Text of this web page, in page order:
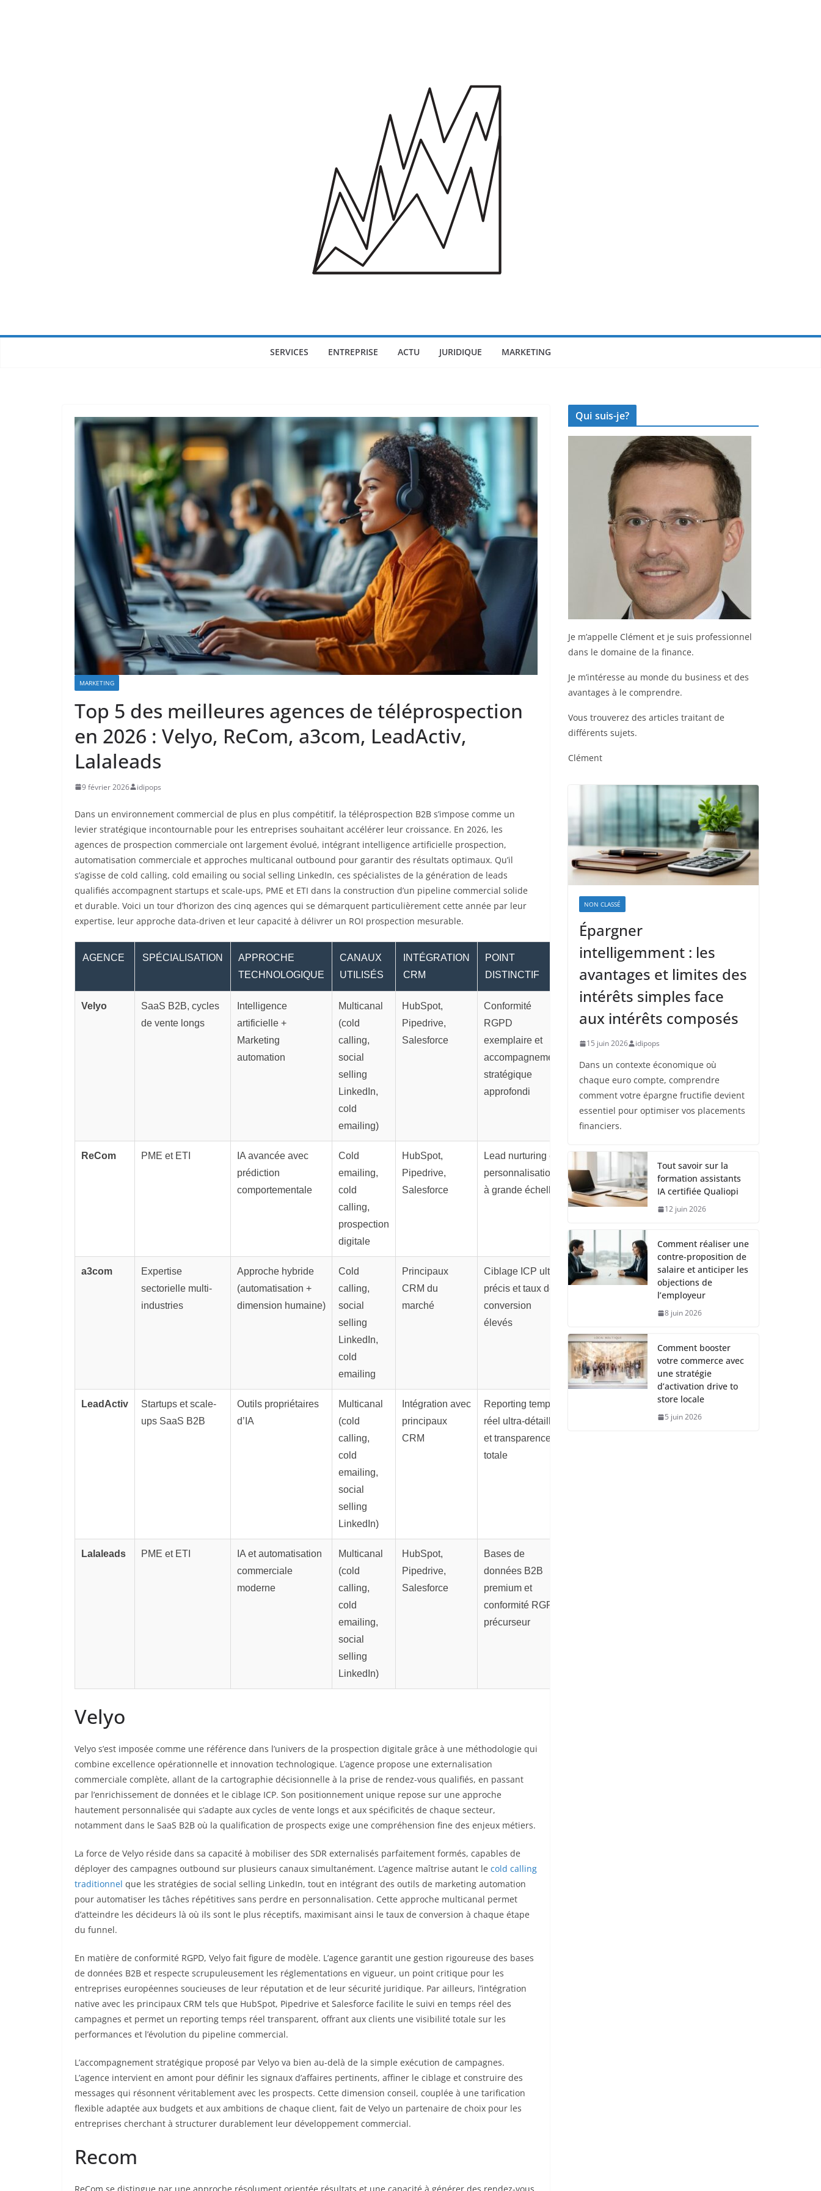
SERVICES ENTREPRISE ACTU JURIDIQUE MARKETING
MARKETING
Top 5 des meilleures agences de téléprospection
en 2026 : Velyo, ReCom, a3com, LeadActiv,
Lalaleads
9 février 2026 idipops
Dans un environnement commercial de plus en plus compétitif, la téléprospection B2B s’impose comme un
levier stratégique incontournable pour les entreprises souhaitant accélérer leur croissance. En 2026, les
agences de prospection commerciale ont largement évolué, intégrant intelligence artificielle prospection,
automatisation commerciale et approches multicanal outbound pour garantir des résultats optimaux. Qu’il
s’agisse de cold calling, cold emailing ou social selling LinkedIn, ces spécialistes de la génération de leads
qualifiés accompagnent startups et scale-ups, PME et ETI dans la construction d’un pipeline commercial solide
et durable. Voici un tour d’horizon des cinq agences qui se démarquent particulièrement cette année par leur
expertise, leur approche data-driven et leur capacité à délivrer un ROI prospection mesurable.
AGENCE SPÉCIALISATION
APPROCHE
TECHNOLOGIQUE
CANAUX
UTILISÉS
INTÉGRATION
CRM
POINT
DISTINCTIF
Velyo
SaaS B2B, cycles
de vente longs
Intelligence
artificielle +
Marketing
automation
Multicanal
(cold
calling,
social
selling
LinkedIn,
cold
emailing)
HubSpot,
Pipedrive,
Salesforce
Conformité
RGPD
exemplaire et
accompagnement
stratégique
approfondi
ReCom PME et ETI
IA avancée avec
prédiction
comportementale
Cold
emailing,
cold
calling,
prospection
digitale
HubSpot,
Pipedrive,
Salesforce
Lead nurturing et
personnalisation
à grande échelle
a3com
Expertise
sectorielle multi-
industries
Approche hybride
(automatisation +
dimension humaine)
Cold
calling,
social
selling
LinkedIn,
cold
emailing
Principaux
CRM du
marché
Ciblage ICP ultra-
précis et taux de
conversion
élevés
LeadActiv
Startups et scale-
ups SaaS B2B
Outils propriétaires
d’IA
Multicanal
(cold
calling,
cold
emailing,
social
selling
LinkedIn)
Intégration avec
principaux
CRM
Reporting temps
réel ultra-détaillé
et transparence
totale
Lalaleads PME et ETI
IA et automatisation
commerciale
moderne
Multicanal
(cold
calling,
cold
emailing,
social
selling
LinkedIn)
HubSpot,
Pipedrive,
Salesforce
Bases de
données B2B
premium et
conformité RGPD
précurseur
Velyo
Velyo s’est imposée comme une référence dans l’univers de la prospection digitale grâce à une méthodologie qui
combine excellence opérationnelle et innovation technologique. L’agence propose une externalisation
commerciale complète, allant de la cartographie décisionnelle à la prise de rendez-vous qualifiés, en passant
par l’enrichissement de données et le ciblage ICP. Son positionnement unique repose sur une approche
hautement personnalisée qui s’adapte aux cycles de vente longs et aux spécificités de chaque secteur,
notamment dans le SaaS B2B où la qualification de prospects exige une compréhension fine des enjeux métiers.
La force de Velyo réside dans sa capacité à mobiliser des SDR externalisés parfaitement formés, capables de
déployer des campagnes outbound sur plusieurs canaux simultanément. L’agence maîtrise autant le cold calling
traditionnel que les stratégies de social selling LinkedIn, tout en intégrant des outils de marketing automation
pour automatiser les tâches répétitives sans perdre en personnalisation. Cette approche multicanal permet
d’atteindre les décideurs là où ils sont le plus réceptifs, maximisant ainsi le taux de conversion à chaque étape
du funnel.
En matière de conformité RGPD, Velyo fait figure de modèle. L’agence garantit une gestion rigoureuse des bases
de données B2B et respecte scrupuleusement les réglementations en vigueur, un point critique pour les
entreprises européennes soucieuses de leur réputation et de leur sécurité juridique. Par ailleurs, l’intégration
native avec les principaux CRM tels que HubSpot, Pipedrive et Salesforce facilite le suivi en temps réel des
campagnes et permet un reporting temps réel transparent, offrant aux clients une visibilité totale sur les
performances et l’évolution du pipeline commercial.
L’accompagnement stratégique proposé par Velyo va bien au-delà de la simple exécution de campagnes.
L’agence intervient en amont pour définir les signaux d’affaires pertinents, affiner le ciblage et construire des
messages qui résonnent véritablement avec les prospects. Cette dimension conseil, couplée à une tarification
flexible adaptée aux budgets et aux ambitions de chaque client, fait de Velyo un partenaire de choix pour les
entreprises cherchant à structurer durablement leur développement commercial.
Recom
ReCom se distingue par une approche résolument orientée résultats et une capacité à générer des rendez-vous
Qui suis-je?
Je m’appelle Clément et je suis professionnel
dans le domaine de la finance.
Je m’intéresse au monde du business et des
avantages à le comprendre.
Vous trouverez des articles traitant de
différents sujets.
Clément
NON CLASSÉ
Épargner
intelligemment : les
avantages et limites des
intérêts simples face
aux intérêts composés
15 juin 2026 idipops
Dans un contexte économique où
chaque euro compte, comprendre
comment votre épargne fructifie devient
essentiel pour optimiser vos placements
financiers.
Tout savoir sur la
formation assistants
IA certifiée Qualiopi
12 juin 2026
Comment réaliser une
contre-proposition de
salaire et anticiper les
objections de
l’employeur
8 juin 2026
Comment booster
votre commerce avec
une stratégie
d’activation drive to
store locale
5 juin 2026